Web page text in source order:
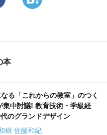
本
る「これからの教室」のつく
集中討議! 教育技術・学級経
のグランドデザイン
樹 佐藤和紀